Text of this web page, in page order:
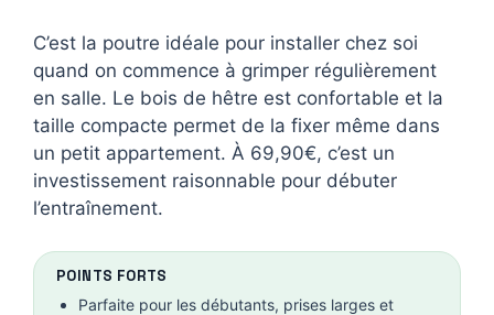
C’est la poutre idéale pour installer chez soi
quand on commence à grimper régulièrement
en salle. Le bois de hêtre est confortable et la
taille compacte permet de la fixer même dans
un petit appartement. À 69,90€, c’est un
investissement raisonnable pour débuter
l’entraînement.
POINTS FORTS
Parfaite pour les débutants, prises larges et